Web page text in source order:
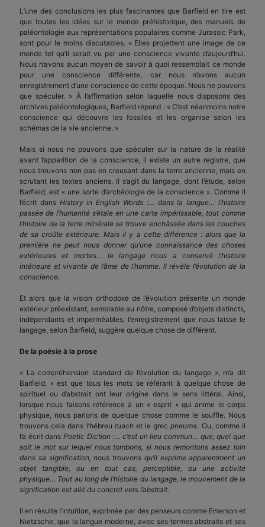
L’une des conclusions les plus fascinantes que Barfield en tire est
que toutes les idées sur le monde préhistorique, des manuels de
paléontologie aux représentations populaires comme Jurassic Park,
sont pour le moins discutables. « Elles projettent une image de ce
monde tel qu’il serait vu par une conscience vivante d’aujourd’hui.
Nous n’avons aucun moyen de savoir à quoi ressemblait ce monde
pour une conscience différente, car nous n’avons aucun
enregistrement d’une conscience de cette époque. Nous ne pouvons
que spéculer. » À l’affirmation selon laquelle nous disposons des
archives paléontologiques, Barfield répond : « C’est néanmoins notre
conscience qui découvre les fossiles et les organise selon les
schémas de la vie ancienne. »
Mais si nous ne pouvons que spéculer sur la nature de la réalité
avant l’apparition de la conscience, il existe un autre registre, que
nous trouvons non pas en creusant dans la terre ancienne, mais en
scrutant les textes anciens. Il s’agit du langage, dont l’étude, selon
Barfield, est « une sorte d’archéologie de la conscience ». Comme il
l’écrit dans History in English Words :… dans la langue… l’histoire
passée de l’humanité s’étale en une carte impérissable, tout comme
l’histoire de la terre minérale se trouve enchâssée dans les couches
de sa croûte extérieure. Mais il y a cette différence : alors que la
première ne peut nous donner qu’une connaissance des choses
extérieures et mortes… le langage nous a conservé l’histoire
intérieure et vivante de l’âme de l’homme. Il révèle l’évolution de la
conscience.
Et alors que la vision orthodoxe de l’évolution présente un monde
extérieur préexistant, semblable au nôtre, composé d’objets distincts,
indépendants et imperméables, l’enregistrement que nous laisse le
langage, selon Barfield, suggère quelque chose de différent.
De la poésie à la prose
« La compréhension standard de l’évolution du langage », m’a dit
Barfield, « est que tous les mots se référant à quelque chose de
spirituel ou d’abstrait ont leur origine dans le sens littéral. Ainsi,
lorsque nous faisons référence à un « esprit » qui anime le corps
physique, nous parlons de quelque chose comme le souffle. Nous
trouvons cela dans l’hébreu ruachet le grecpneuma. Ou, comme il
l’a écrit dans Poetic Diction:…c’est un lieu commun… que, quel que
soit le mot sur lequel nous tombons, si nous remontons assez loin
dans sa signification, nous trouvons qu’il exprime apparemment un
objet tangible, ou en tout cas, perceptible, ou une activité
physique… Tout au long de l’histoire du langage, le mouvement de la
signification est allé du concret vers l’abstrait.
Il en résulte l’intuition, exprimée par des penseurs comme Emerson et
Nietzsche, que la langue moderne, avec ses termes abstraits et ses